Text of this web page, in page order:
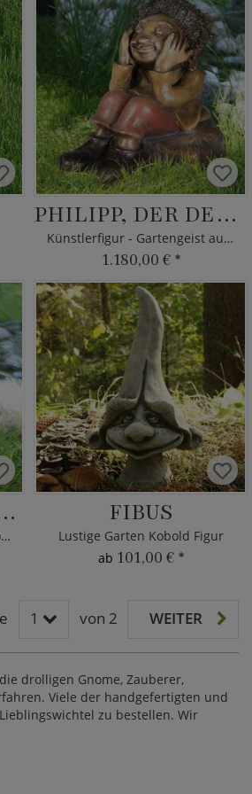
PHILIPP, DER DENKER
Künstlerfigur - Gartengeist aus Bronze
1.180,00 € *
ÜBERLEGENE
Limitierte Gartenfigur aus Bronze
FIBUS
Lustige Garten Kobold Figur
ab 101,00 € *
1 von 2 WEITER
drolligen Gnome, Zauberer,
Viele der handgefertigten und
zu bestellen. Wir